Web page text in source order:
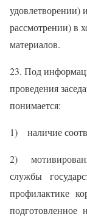
удовлетворении)
рассмотрении) в
материалов.
23. Под
проведения
понимается:
1) наличие
2)
службы
профилактике